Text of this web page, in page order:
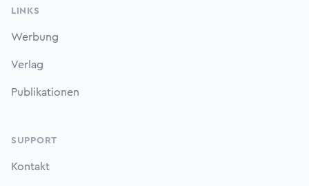
LINKS
Werbung
Verlag
Publikationen
SUPPORT
Kontakt